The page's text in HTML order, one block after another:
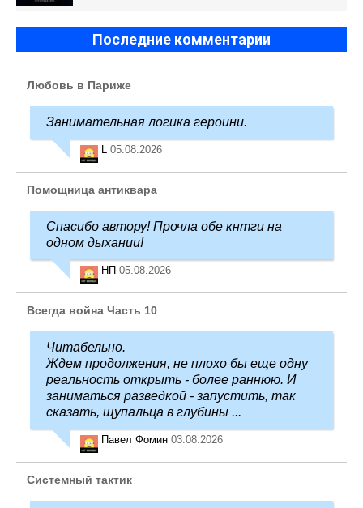
Последние комментарии
Любовь в Париже
Занимательная логика героини.
05.08.2026
Помощница антиквара
Спасибо автору! Прочла обе кнтги на
одном дыхании!
НП 05.08.2026
Всегда война Часть 10
Читабельно.
Ждем продолжения, не плохо бы еще одну
реальность открыть - более раннюю. И
заниматься разведкой - запустить, так
сказать, щупальца в глубины ...
Павел Фомин 03.08.2026
Системный тактик